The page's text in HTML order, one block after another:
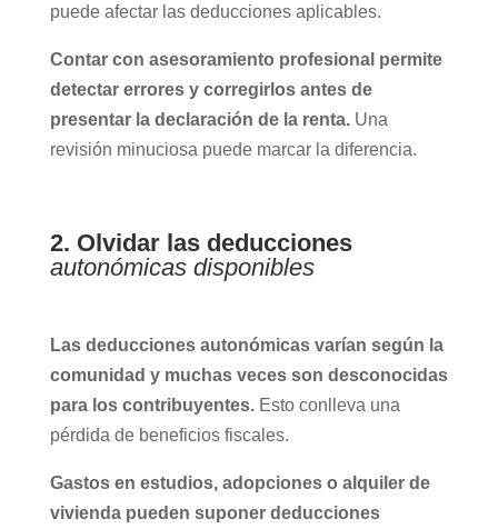
puede afectar las deducciones aplicables.
Contar con asesoramiento profesional permite
detectar errores y corregirlos antes de
presentar la declaración de la renta.Una
revisión minuciosa puede marcar la diferencia.
2. Olvidar las deducciones
autonómicas disponibles
Las deducciones autonómicas varían según la
comunidad y muchas veces son desconocidas
para los contribuyentes.Esto conlleva una
pérdida de beneficios fiscales.
Gastos en estudios, adopciones o alquiler de
vivienda pueden suponer deducciones